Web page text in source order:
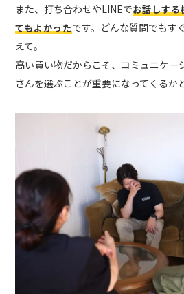
また、打ち合わせやLINEでお話しする
てもよかったです。どんな質問でもす
えて。
高い買い物だからこそ、コミュニケー
さんを選ぶことが重要になってくるか